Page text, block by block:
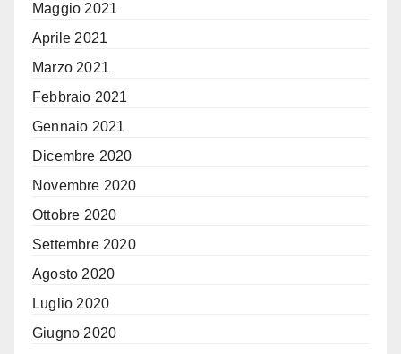
Maggio 2021
Aprile 2021
Marzo 2021
Febbraio 2021
Gennaio 2021
Dicembre 2020
Novembre 2020
Ottobre 2020
Settembre 2020
Agosto 2020
Luglio 2020
Giugno 2020